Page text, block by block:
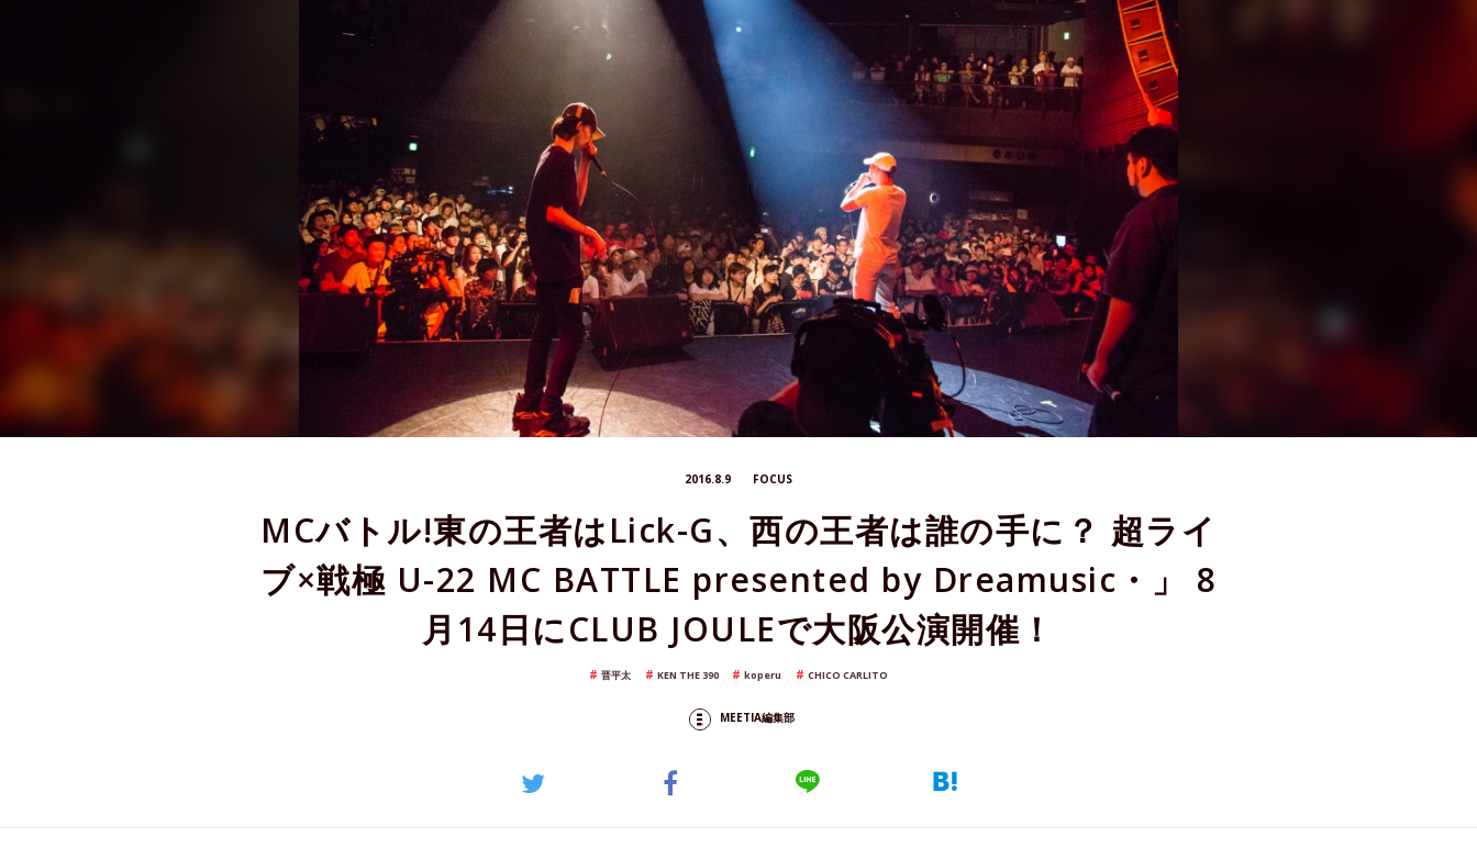
2016.8.9 FOCUS
MCバトル!東の王者はLick-G、西の王者は誰の手に？ 超ライ
ブ×戦極 U-22 MC BATTLE presented by Dreamusic・」 8
月14日にCLUB JOULEで大阪公演開催！
晋平太 KEN THE 390 koperu CHICO CARLITO
MEETIA編集部